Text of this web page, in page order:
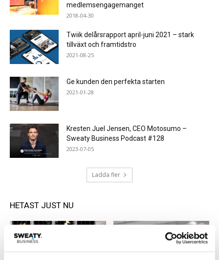
medlemsengagemanget
2018-04-30
Twiik delårsrapport april-juni 2021 – stark
tillväxt och framtidstro
2021-08-25
Ge kunden den perfekta starten
2021-01-28
Kresten Juel Jensen, CEO Motosumo –
Sweaty Business Podcast #128
2023-07-05
Ladda fler
HETAST JUST NU